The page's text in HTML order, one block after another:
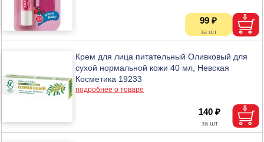
99 ₽
Крем для лица питательный Оливковый для
сухой нормальной кожи 40 мл, Невская
Косметика 19233
подробнее о товаре
140 ₽